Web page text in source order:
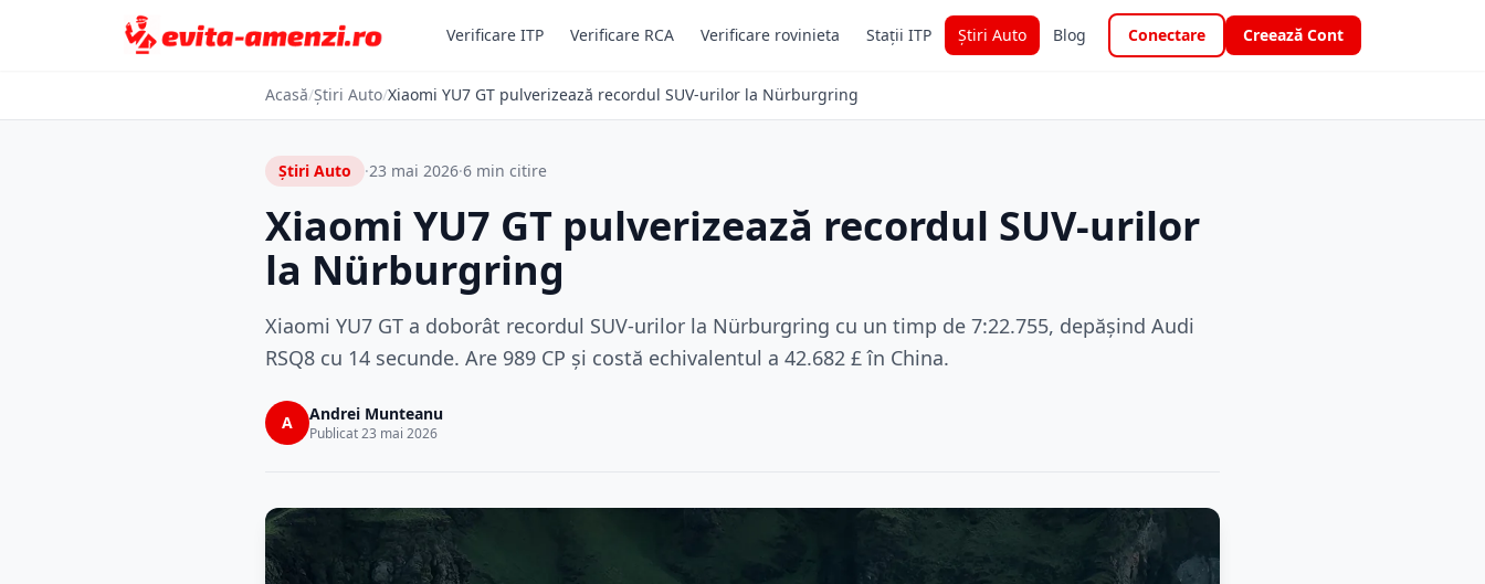
Verificare ITP Verificare RCA Verificare rovinieta Stații ITP Știri Auto Blog Conectare Creează Cont
Acasă/Știri Auto/Xiaomi YU7 GT pulverizează recordul SUV-urilor la Nürburgring
Știri Auto ·23 mai 2026·6 min citire
Xiaomi YU7 GT pulverizează recordul SUV-urilor
la Nürburgring
Xiaomi YU7 GT a doborât recordul SUV-urilor la Nürburgring cu un timp de 7:22.755, depășind Audi
RSQ8 cu 14 secunde. Are 989 CP și costă echivalentul a 42.682 £ în China.
A Andrei Munteanu
Publicat 23 mai 2026